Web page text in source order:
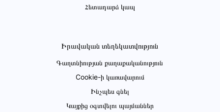
Հետադարձ կապ
Իրավական տեղեկատվություն
Գաղտնիության քաղաքականություն
Cookie-ի կառավարում
Ինչպես գնել
Կայքից օգտվելու պայմաններ